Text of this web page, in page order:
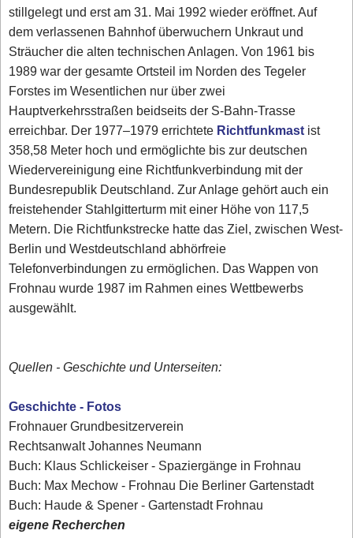
stillgelegt und erst am 31. Mai 1992 wieder eröffnet. Auf
dem verlassenen Bahnhof überwuchern Unkraut und
Sträucher die alten technischen Anlagen. Von 1961 bis
1989 war der gesamte Ortsteil im Norden des Tegeler
Forstes im Wesentlichen nur über zwei
Hauptverkehrsstraßen beidseits der S-Bahn-Trasse
erreichbar. Der 1977–1979 errichtete Richtfunkmast ist
358,58 Meter hoch und ermöglichte bis zur deutschen
Wiedervereinigung eine Richtfunkverbindung mit der
Bundesrepublik Deutschland. Zur Anlage gehört auch ein
freistehender Stahlgitterturm mit einer Höhe von 117,5
Metern. Die Richtfunkstrecke hatte das Ziel, zwischen West-
Berlin und Westdeutschland abhörfreie
Telefonverbindungen zu ermöglichen. Das Wappen von
Frohnau wurde 1987 im Rahmen eines Wettbewerbs
ausgewählt.
Quellen - Geschichte und Unterseiten:
Geschichte - Fotos
Frohnauer Grundbesitzerverein
Rechtsanwalt Johannes Neumann
Buch: Klaus Schlickeiser - Spaziergänge in Frohnau
Buch: Max Mechow - Frohnau Die Berliner Gartenstadt
Buch: Haude & Spener - Gartenstadt Frohnau
eigene Recherchen